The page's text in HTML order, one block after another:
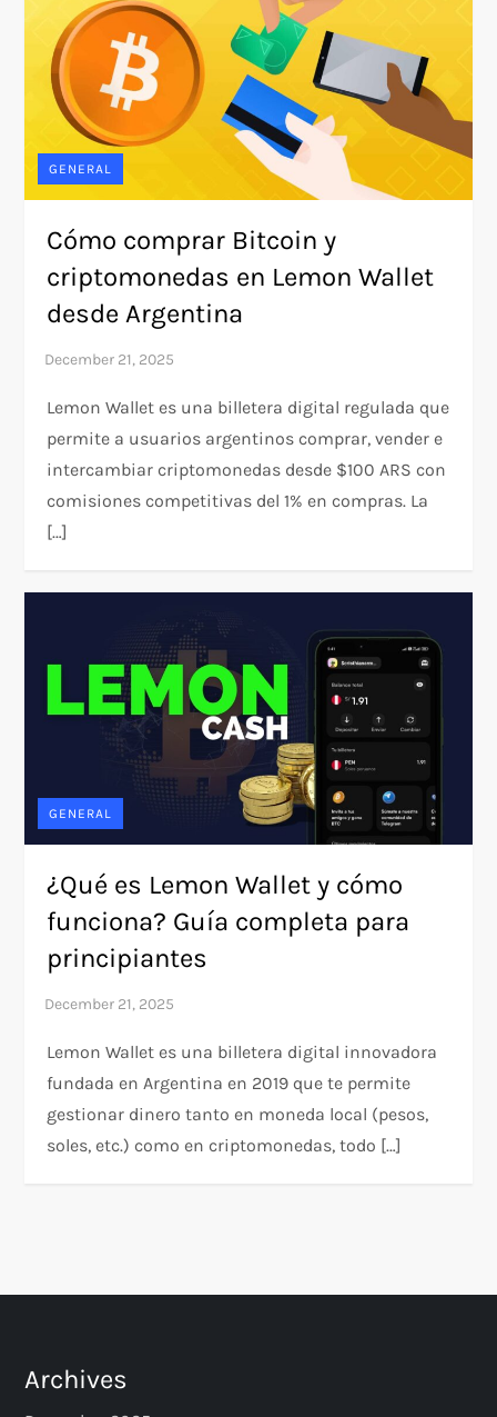
GENERAL
Cómo comprar Bitcoin y
criptomonedas en Lemon Wallet
desde Argentina
Lemon Wallet es una billetera digital regulada que
permite a usuarios argentinos comprar, vender e
intercambiar criptomonedas desde $100 ARS con
comisiones competitivas del 1% en compras. La
[…]
GENERAL
¿Qué es Lemon Wallet y cómo
funciona? Guía completa para
principiantes
Lemon Wallet es una billetera digital innovadora
fundada en Argentina en 2019 que te permite
gestionar dinero tanto en moneda local (pesos,
soles, etc.) como en criptomonedas, todo […]
Archives